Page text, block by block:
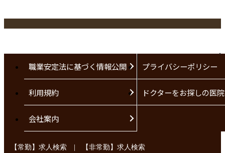
職業安定法に基づく情報公開 プライバシーポリシー
利用規約 ドクターをお探しの医
会社案内
【常勤】求人検索 | 【非常勤】求人検索